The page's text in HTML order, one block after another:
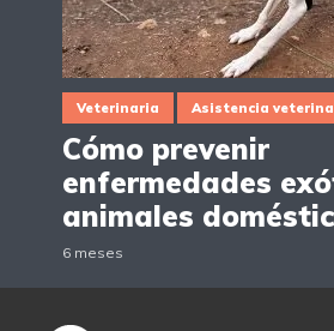
Veterinaria Asistencia
Cómo prevenir
enfermedades
animales
6 meses